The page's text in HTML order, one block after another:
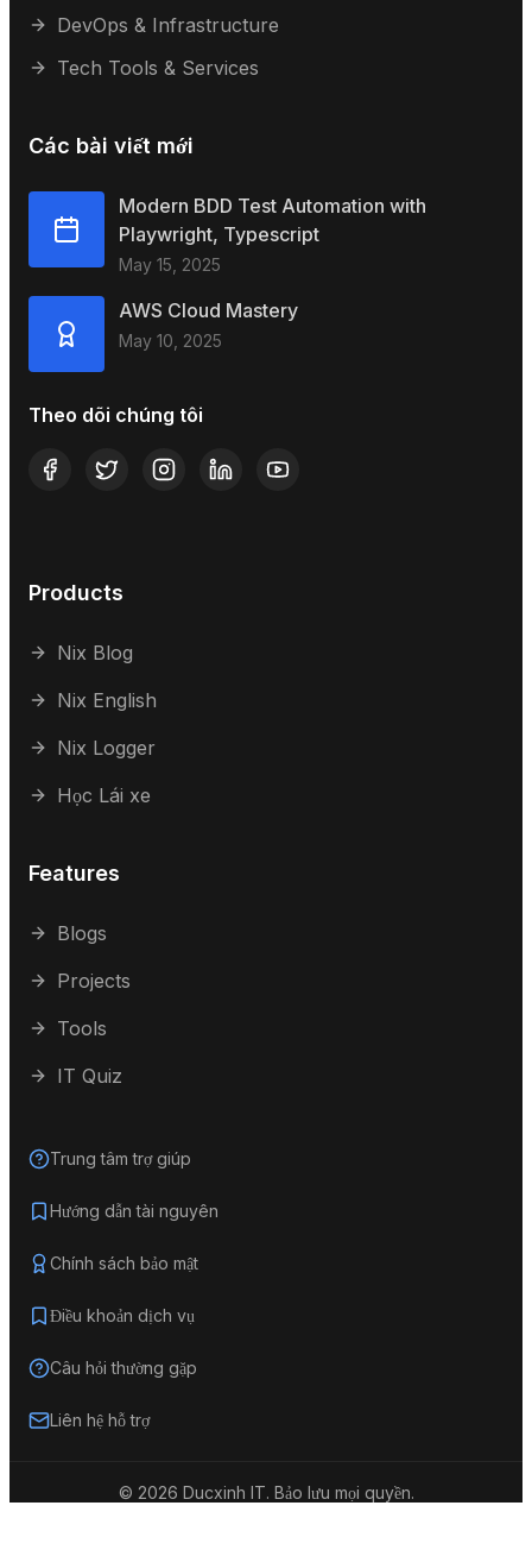
DevOps & Infrastructure
Tech Tools & Services
Các bài viết mới
Modern BDD Test Automation with
Playwright, Typescript
May 15, 2025
AWS Cloud Mastery
May 10, 2025
Theo dõi chúng tôi
Products
Nix Blog
Nix English
Nix Logger
Học Lái xe
Features
Blogs
Projects
Tools
IT Quiz
Trung tâm trợ giúp
Hướng dẫn tài nguyên
Chính sách bảo mật
Điều khoản dịch vụ
Câu hỏi thường gặp
Liên hệ hỗ trợ
© 2026 Ducxinh IT. Bảo lưu mọi quyền.